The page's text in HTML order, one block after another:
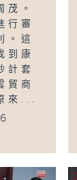
茂。
行審
。這
到康
計套
貿商
來...